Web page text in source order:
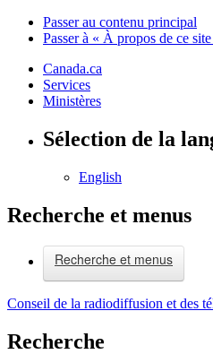
Passer au contenu principal
Passer à « À propos de ce
Canada.ca
Services
Ministères
Sélection de la
English
Recherche et menus
Recherche et menus
Conseil de la radiodiffusion et des
Recherche